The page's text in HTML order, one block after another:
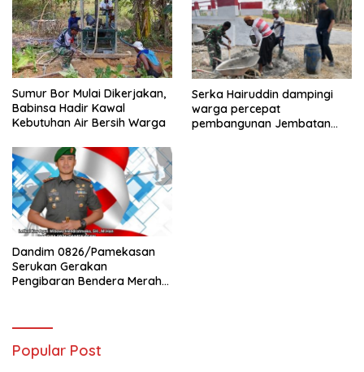
Sumur Bor Mulai Dikerjakan,
Babinsa Hadir Kawal
Kebutuhan Air Bersih Warga
Serka Hairuddin dampingi
warga percepat
pembangunan Jembatan
Dandim 0826/Pamekasan
Serukan Gerakan
Pengibaran Bendera Merah
Popular Post